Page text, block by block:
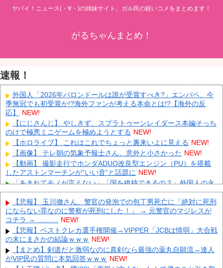
ヤバイ！ニュース(・∀・)の姉妹サイト。ガル民の鋭いコメをまとめます！
がるちゃんまとめ！
速報！
外国人「2026年バロンドールは誰が受賞すべき?」エンバペ、今
季無冠でも初受賞か!?海外ファンが考える本命とは!?【海外の反
応】
NEW!
【にじさんじ】 やしきず、スプラトゥーンレイダース本編そっち
のけで極悪ミニゲームを極めようとする NEW!
【ホロライブ】 これはこれでちょっと裏来いよに見える NEW!
【画像】 テレ朝の気象予報士さん、意外と小さかった NEW!
【動画】 撮影走行でホンダADUO改良型エンジン（PU）を搭載
したアストンマーチンが“いい音”と話題に NEW!
「あきれてモノが言えない」「国を維持できるの？」外国人の永
住許可要件の厳格化で在日中国人の本音は？ NEW!
【速報】 中露の武装軍艦4隻が日本一周『いつでも国家沈没させ
られるぞ』 NEW!
【為替相場】 ドル円は1ドル158円台半ば 介入警戒をしつつ円売
りが続行
NEW!
ヨーロッパが中国製メガソーラーを締め出しｗｗｗ
インドネシア「高速鉄道！」中国「大赤字！」インドネシア「運
営会社の株式購入！（負債対策」中国「はい（巨額負債」インドネ
【悲報】 玉川徹さん、警官の発泡での包丁男死亡に「絶対に死刑
にならない罪なのに警察が死刑にした！」 → 元警官のマジレスが
コチラ → ……… NEW!
【悲報】ベストクレカ選手権開催→VIPPER「JCBは情弱」大合戦
の末にまさかの結論ｗｗｗ NEW!
【まとめ】剣道だと激弱なのに真剣なら最強の薬丸自顕流→達人
がVIP民の質問に本気回答ｗｗｗ NEW!